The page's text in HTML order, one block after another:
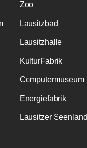
Zoo
Lausitzbad
Lausitzhalle
KulturFabrik
Computermuseum
Energiefabrik
Lausitzer Seenland